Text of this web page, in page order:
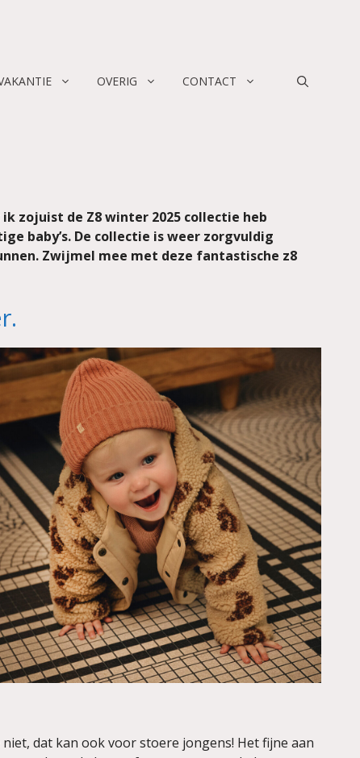
OVERIG CONTACT
zojuist de Z8 winter 2025 collectie heb
baby’s. De collectie is weer zorgvuldig
Zwijmel mee met deze fantastische z8
dat kan ook voor stoere jongens! Het fijne aan